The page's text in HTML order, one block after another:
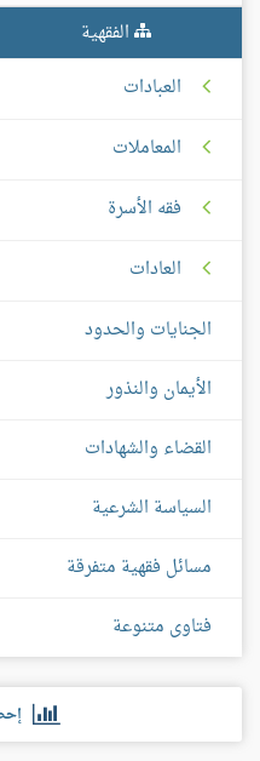
الفقهية
العبادات
المعاملات
فقه الأسرة
العادات
الجنايات والحدود
الأيمان والنذور
القضاء والشهادات
السياسة الشرعية
مسائل فقهية متفرقة
فتاوى متنوعة